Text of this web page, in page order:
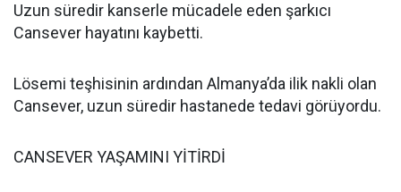
Uzun süredir kanserle mücadele eden şarkıcı
Cansever hayatını kaybetti.
Lösemi teşhisinin ardından Almanya’da ilik nakli olan
Cansever, uzun süredir hastanede tedavi görüyordu.
CANSEVER YAŞAMINI YİTİRDİ